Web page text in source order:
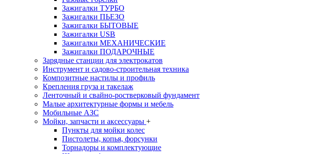
Зажигалки ТУРБО
Зажигалки ПЬЕЗО
Зажигалки БЫТОВЫЕ
Зажигалки USB
Зажигалки МЕХАНИЧЕСКИЕ
Зажигалки ПОДАРОЧНЫЕ
Зарядные станции для электрокатов
Инструмент и садово-строительная техника
Композитные настилы и профиль
Крепления груза и такелаж
Ленточный и свайно-ростверковый фундамент
Малые архитектурные формы и мебель
Мобильные АЗС
Мойки, запчасти и аксессуары +
Пункты для мойки колес
Пистолеты, копья, форсунки
Торнадоры и комплектующие